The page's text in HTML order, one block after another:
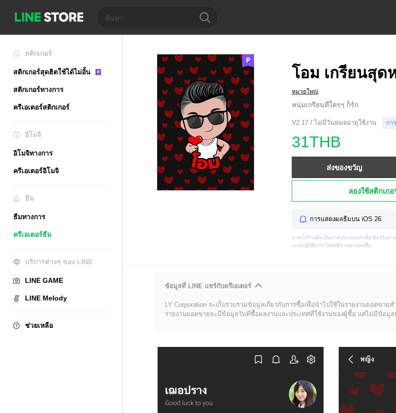
สติกเกอร์
สติกเกอร์สุดฮิตใช้ได้ไม่อั้น
สติกเกอร์ทางการ
ครีเอเตอร์สติกเกอร์
อิโมจิ
อิโมจิทางการ
ครีเอเตอร์อิโมจิ
ธีม
ธีมทางการ
ครีเอเตอร์ธีม
บริการต่างๆ ของ LINE
LINE GAME
LINE Melody
ช่วยเหลือ
โอม เกรียนสุด
หมวยใหญ่
หนุ่มเกรียนที่ใครๆ ก็รัก
V2.17 / ไม่มีวันหมดอายุใช้งาน กา
31THB
ส่งของขวัญ
ลองใช้สติกเก
การแสดงผลธีมบน iOS 26
ภาพในร้านธีมเป็นภาพประกอบเท่านั้น ธีมจริงอา
ระบบปฏิบัติการ โปรดพิจารณาก่อนซื้อ
ข้อมูลที่ LINE แชร์กับครีเอเตอร์
LY Corporation จะเก็บรวบรวมข้อมูลเกี่ยวกับการซื้อเพื่อนำไปใช้ในรายงานยอดขายส
รายงานยอดขายจะมีข้อมูลวันที่ซื้อผลงานและประเทศที่ใช้งานของผู้ซื้อ แต่ไม่มีข้อมู